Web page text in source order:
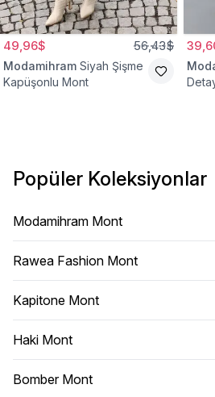
49,96$ 56,43$
Modamihram Siyah Şişme
Kapüşonlu Mont
Popüler Koleksiyonlar
Modamihram Mont
Rawea Fashion Mont
Kapitone Mont
Haki Mont
Bomber Mont